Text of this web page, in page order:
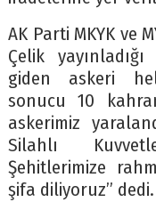
AK Parti MKYK ve
Çelik
giden askeri
sonucu 10
askerimiz
Silahlı
Şehitlerimize
şifa diliyoruz” dedi.